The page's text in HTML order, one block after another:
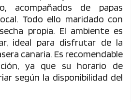
acompañados de papas
Todo ello maridado con
propia. El ambiente es
ideal para disfrutar de la
canaria. Es recomendable
ya que su horario de
según la disponibilidad del